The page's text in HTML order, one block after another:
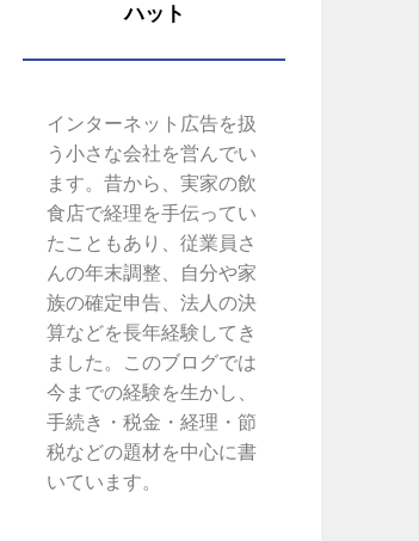
ハット
インターネット広告を扱
う小さな会社を営んでい
ます。昔から、実家の飲
食店で経理を手伝ってい
たこともあり、従業員さ
んの年末調整、自分や家
族の確定申告、法人の決
算などを長年経験してき
ました。このブログでは
今までの経験を生かし、
手続き・税金・経理・節
税などの題材を中心に書
いています。